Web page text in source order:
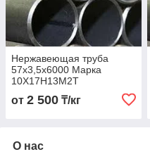
Нержавеющая труба
57х3,5х6000 Марка
10Х17Н13М2Т
от 2 500 ₸/кг
О нас